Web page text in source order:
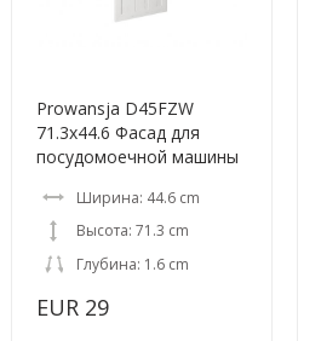
Prowansja D45FZW
71.3x44.6 Фасад для
посудомоечной машины
Ширина: 44.6 cm
Высота: 71.3 cm
Глубина: 1.6 cm
EUR 29